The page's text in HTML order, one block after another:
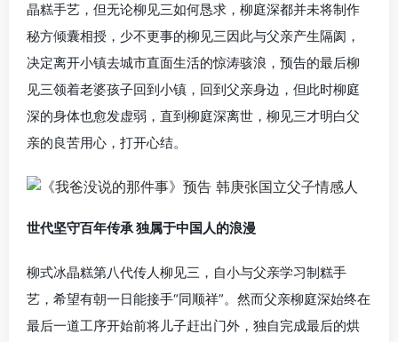
晶糕手艺，但无论柳见三如何恳求，柳庭深都并未将制作
秘方倾囊相授，少不更事的柳见三因此与父亲产生隔阂，
决定离开小镇去城市直面生活的惊涛骇浪，预告的最后柳
见三领着老婆孩子回到小镇，回到父亲身边，但此时柳庭
深的身体也愈发虚弱，直到柳庭深离世，柳见三才明白父
亲的良苦用心，打开心结。
世代坚守百年传承 独属于中国人的浪漫
柳式冰晶糕第八代传人柳见三，自小与父亲学习制糕手
艺，希望有朝一日能接手“同顺祥”。然而父亲柳庭深始终在
最后一道工序开始前将儿子赶出门外，独自完成最后的烘